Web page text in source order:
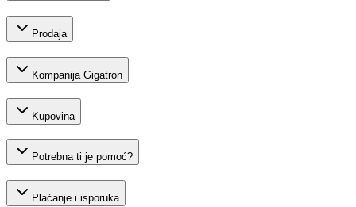
Prodaja
Kompanija Gigatron
Kupovina
Potrebna ti je pomoć?
Plaćanje i isporuka